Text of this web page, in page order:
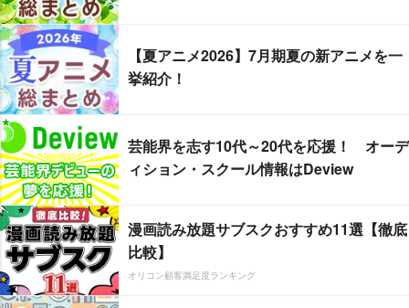
【夏アニメ2026】7月期夏の新アニメを一
挙紹介！
芸能界を志す10代～20代を応援！ オーデ
ィション・スクール情報はDeview
漫画読み放題サブスクおすすめ11選【徹底
比較】
オリコン顧客満足度ランキング